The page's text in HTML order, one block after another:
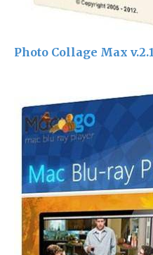
Photo Collage Max